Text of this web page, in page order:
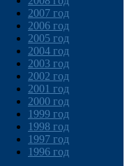
2007 год
2006 год
2005 год
2004 год
2003 год
2002 год
2001 год
2000 год
1999 год
1998 год
1997 год
1996 год